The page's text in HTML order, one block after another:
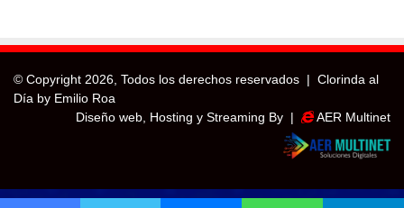
© Copyright 2026, Todos los derechos reservados | Clorinda al
Día by Emilio Roa
Diseño web, Hosting y Streaming By |
AER Multinet